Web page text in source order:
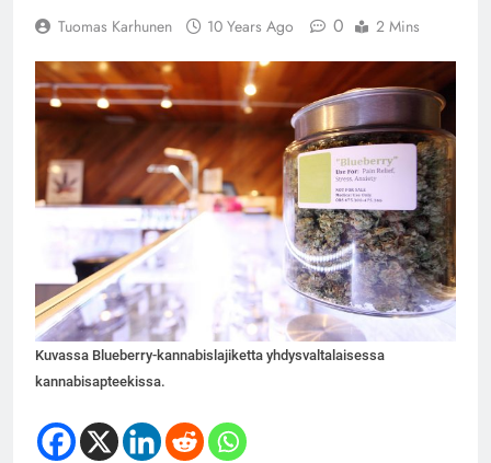
Tuomas Karhunen 10 Years Ago 0 2 Mins
Kuvassa Blueberry-kannabislajiketta yhdysvaltalaisessa
kannabisapteekissa.